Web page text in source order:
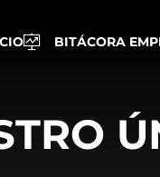
BITÁCORA